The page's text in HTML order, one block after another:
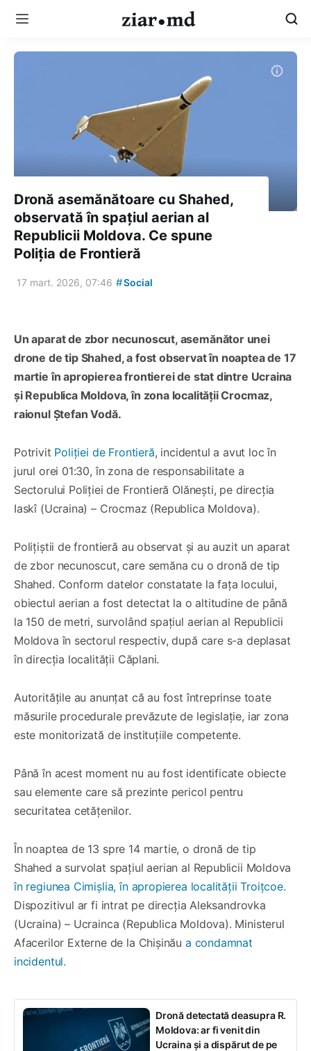
Dronă asemănătoare cu Shahed,
observată în spațiul aerian al
Republicii Moldova. Ce spune
Poliția de Frontieră
17 mart. 2026, 07:46 #Social
Un aparat de zbor necunoscut, asemănător unei
drone de tip Shahed, a fost observat în noaptea de 17
martie în apropierea frontierei de stat dintre Ucraina
și Republica Moldova, în zona localității Crocmaz,
raionul Ștefan Vodă.
Potrivit Poliției de Frontieră, incidentul a avut loc în
jurul orei 01:30, în zona de responsabilitate a
Sectorului Poliției de Frontieră Olănești, pe direcția
Iaskî (Ucraina) – Crocmaz (Republica Moldova).
Polițiștii de frontieră au observat și au auzit un aparat
de zbor necunoscut, care semăna cu o dronă de tip
Shahed. Conform datelor constatate la fața locului,
obiectul aerian a fost detectat la o altitudine de până
la 150 de metri, survolând spațiul aerian al Republicii
Moldova în sectorul respectiv, după care s-a deplasat
în direcția localității Căplani.
Autoritățile au anunțat că au fost întreprinse toate
măsurile procedurale prevăzute de legislație, iar zona
este monitorizată de instituțiile competente.
Până în acest moment nu au fost identificate obiecte
sau elemente care să prezinte pericol pentru
securitatea cetățenilor.
În noaptea de 13 spre 14 martie, o dronă de tip
Shahed a survolat spațiul aerian al Republicii Moldova
în regiunea Cimișlia, în apropierea localității Troițcoe.
Dispozitivul ar fi intrat pe direcția Aleksandrovka
(Ucraina) – Ucrainca (Republica Moldova). Ministerul
Afacerilor Externe de la Chișinău a condamnat
incidentul.
Dronă detectată deasupra R.
Moldova: ar fi venit din
Ucraina și a dispărut de pe